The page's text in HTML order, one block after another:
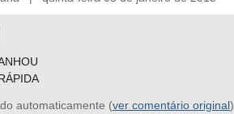
automaticamente (ver comentário original)